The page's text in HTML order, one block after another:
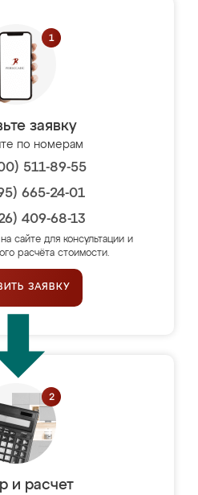
заявку
по номерам
511-89-55
665-24-01
409-68-13
сайте для консультации и
расчёта стоимости.
ЗАЯВКУ
и расчет